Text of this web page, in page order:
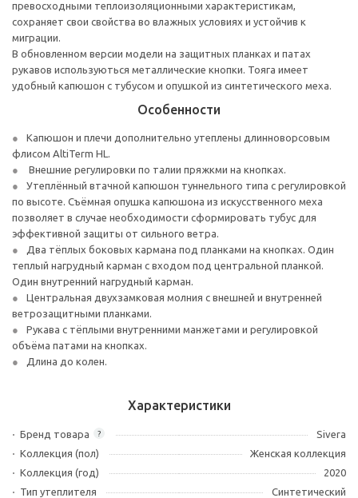
превосходными теплоизоляционными характеристикам,
сохраняет свои свойства во влажных условиях и устойчив к
миграции.
В обновленном версии модели на защитных планках и патах
рукавов используються металлические кнопки. Тояга имеет
удобный капюшон с тубусом и опушкой из синтетического меха.
Особенности
Капюшон и плечи дополнительно утеплены длинноворсовым
флисом AltiTerm HL.
Внешние регулировки по талии пряжкми на кнопках.
Утеплённый втачной капюшон туннельного типа с регулировкой
по высоте. Съёмная опушка капюшона из искусственного меха
позволяет в случае необходимости сформировать тубус для
эффективной защиты от сильного ветра.
Два тёплых боковых кармана под планками на кнопках. Один
теплый нагрудный карман с входом под центральной планкой.
Один внутренний нагрудный карман.
Центральная двухзамковая молния с внешней и внутренней
ветрозащитными планками.
Рукава с тёплыми внутренними манжетами и регулировкой
объёма патами на кнопках.
Длина до колен.
Характеристики
?
Бренд товара
Sivera
Коллекция (пол)
Женская коллекция
Коллекция (год)
2020
Тип утеплителя
Синтетический